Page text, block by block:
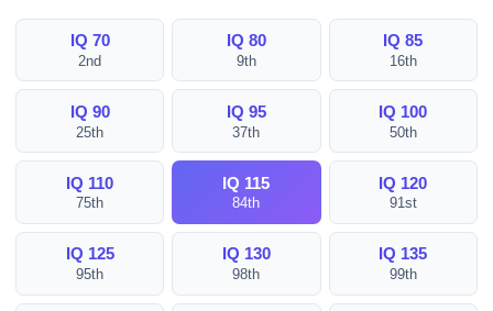
IQ 70
2nd
IQ 80
9th
IQ 85
16th
IQ 90
25th
IQ 95
37th
IQ 100
50th
IQ 110
75th
IQ 115
84th
IQ 120
91st
IQ 125
95th
IQ 130
98th
IQ 135
99th